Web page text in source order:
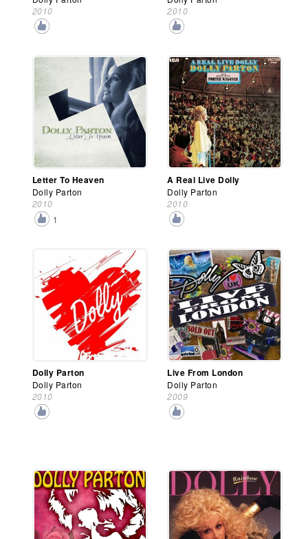
2010
2010
Letter To Heaven
Dolly Parton
2010
1
A Real Live Dolly
Dolly Parton
2010
Dolly Parton
Dolly Parton
2010
Live From London
Dolly Parton
2009